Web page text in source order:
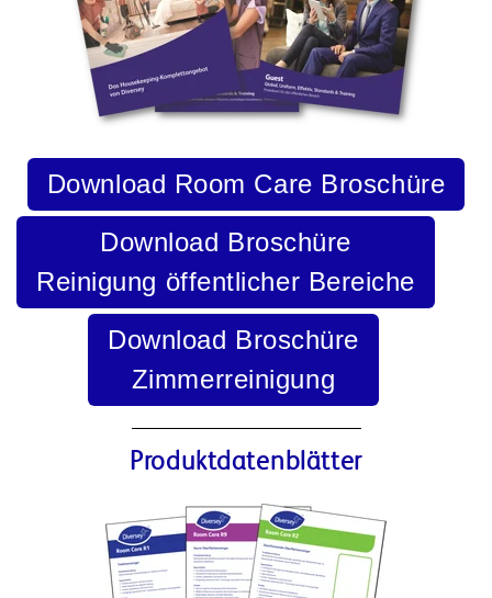
Download Room Care Broschüre
Download Broschüre
Reinigung öffentlicher Bereiche
Download Broschüre
Zimmerreinigung
Produktdatenblätter